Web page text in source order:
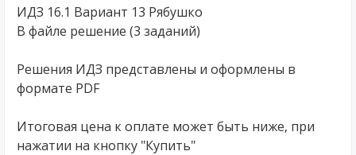
ИДЗ 16.1 Вариант 13 Рябушко
В файле решение (3 заданий)
Решения ИДЗ представлены и оформлены в
формате PDF
Итоговая цена к оплате может быть ниже, при
нажатии на кнопку "Купить"